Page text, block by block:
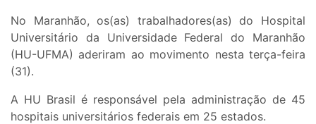
No Maranhão, os(as) trabalhadores(as) do Hospital
Universitário da Universidade Federal do Maranhão
(HU-UFMA) aderiram ao movimento nesta terça-feira
(31).
A HU Brasil é responsável pela administração de 45
hospitais universitários federais em 25 estados.